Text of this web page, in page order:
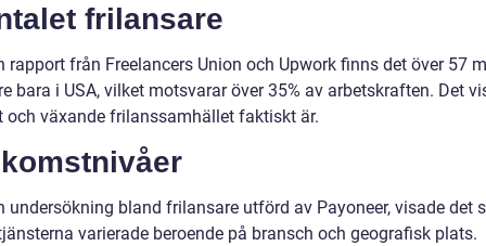
frilansare
rapport från Freelancers Union och Upwork finns det över 57
bara i USA, vilket motsvarar över 35% av arbetskraften. Det
och växande frilanssamhället faktiskt är.
undersökning bland frilansare utförd av Payoneer, visade det
varierade beroende på bransch och geografisk plats.